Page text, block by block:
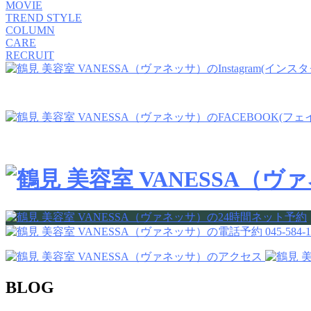
MOVIE
TREND STYLE
COLUMN
CARE
RECRUIT
045-584-
BLOG